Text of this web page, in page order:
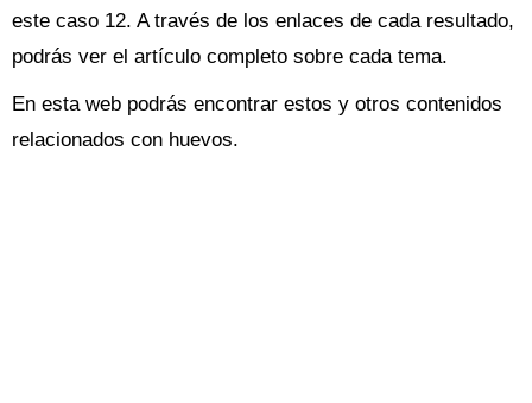
este caso 12. A través de los enlaces de cada resultado,
podrás ver el artículo completo sobre cada tema.
En esta web podrás encontrar estos y otros contenidos
relacionados con huevos.